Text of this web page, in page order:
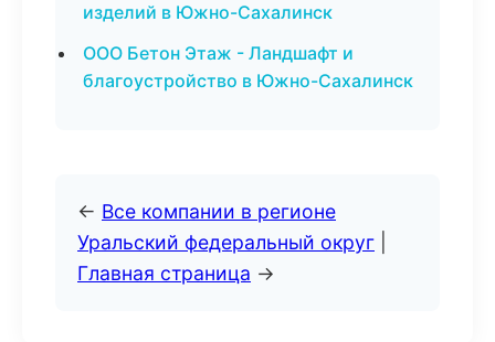
изделий в Южно-Сахалинск
ООО Бетон Этаж - Ландшафт и
благоустройство в Южно-Сахалинск
← Все компании в регионе
Уральский федеральный округ
Главная страница →